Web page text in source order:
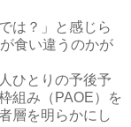
は？」と感じら
食い違うのかが
ひとりの予後予
組み（PAOE）を
層を明らかにし